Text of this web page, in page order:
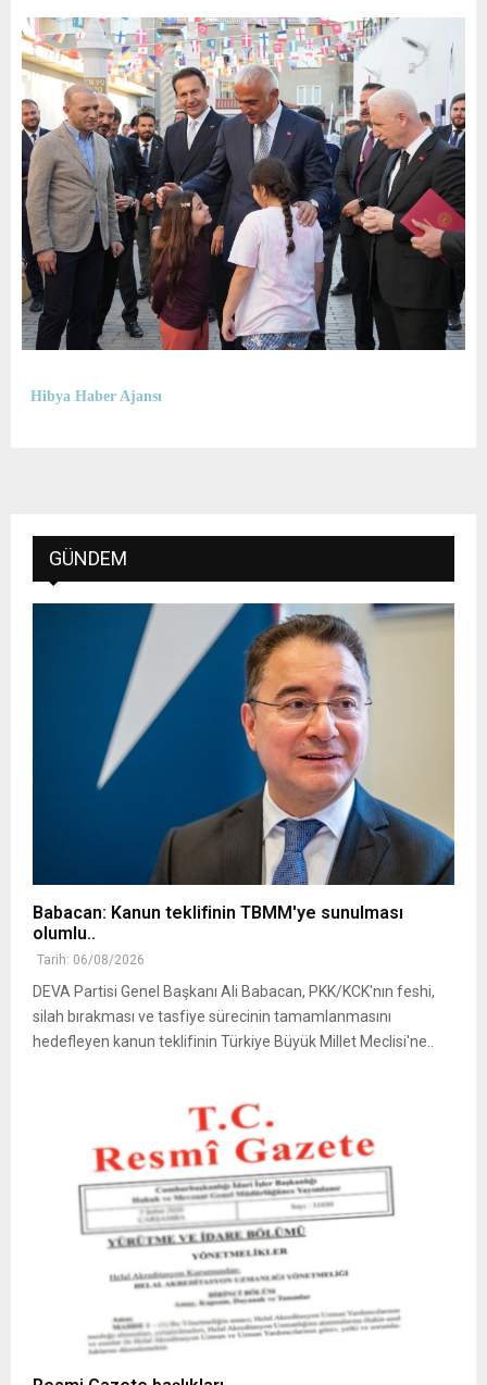
Hibya Haber Ajansı
GÜNDEM
Babacan: Kanun teklifinin TBMM'ye sunulması
olumlu..
Tarih: 06/08/2026
DEVA Partisi Genel Başkanı Ali Babacan, PKK/KCK'nın feshi,
silah bırakması ve tasfiye sürecinin tamamlanmasını
hedefleyen kanun teklifinin Türkiye Büyük Millet Meclisi'ne..